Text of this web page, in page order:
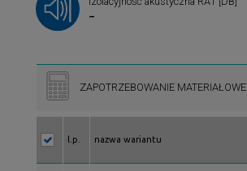
–
ZAPOTRZEBOWANIE MATERIAŁOWE
l.p. nazwa wariantu